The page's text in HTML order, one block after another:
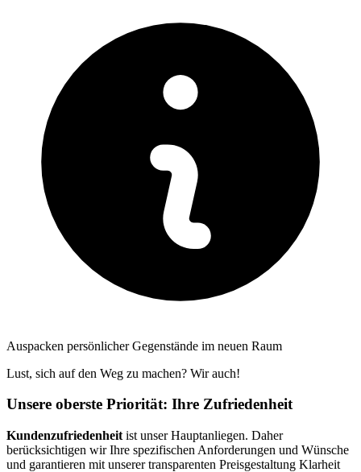
Auspacken persönlicher Gegenstände im neuen Raum
Lust, sich auf den Weg zu machen? Wir auch!
Unsere oberste Priorität: Ihre Zufriedenheit
Kundenzufriedenheit ist unser Hauptanliegen. Daher
berücksichtigen wir Ihre spezifischen Anforderungen und Wünsche
und garantieren mit unserer transparenten Preisgestaltung Klarheit